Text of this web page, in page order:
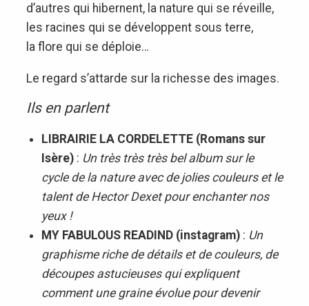
d’autres qui hibernent, la nature qui se réveille,
les racines qui se développent sous terre,
la flore qui se déploie…
Le regard s’attarde sur la richesse des images.
Ils en parlent
LIBRAIRIE LA CORDELETTE (Romans sur
Isère): Un très très très bel album sur le
cycle de la nature avec de jolies couleurs et le
talent de Hector Dexet pour enchanter nos
yeux !
MY FABULOUS READIND (instagram): Un
graphisme riche de détails et de couleurs, de
découpes astucieuses qui expliquent
comment une graine évolue pour devenir